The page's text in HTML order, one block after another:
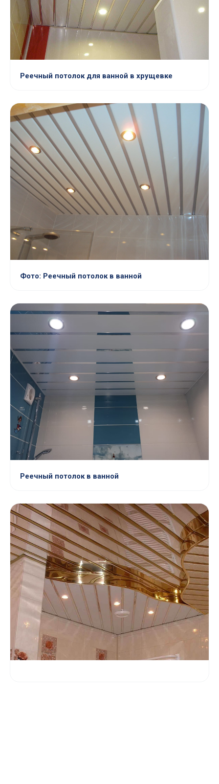
Реечный потолок для ванной в хрущевке
Фото: Реечный потолок в ванной
Реечный потолок в ванной